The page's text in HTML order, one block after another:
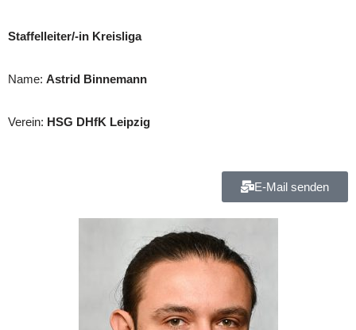
Staffelleiter/-in Kreisliga
Name: Astrid Binnemann
Verein: HSG DHfK Leipzig
E-Mail senden